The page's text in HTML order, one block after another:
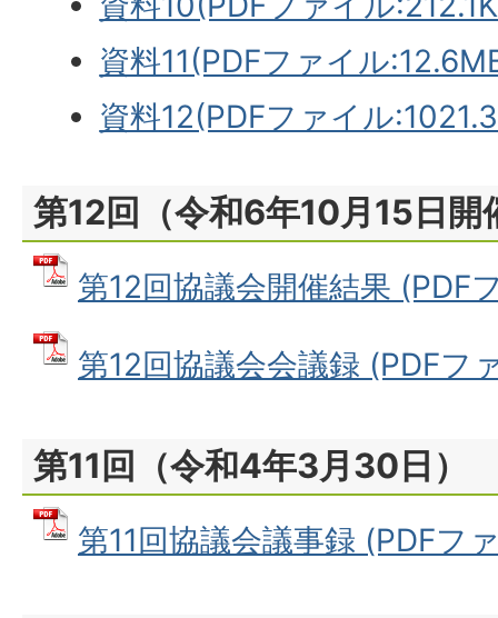
資料11(PDFファイル
資料12(PDFファイル
第12回（令和6年10月15日開
第12回協議会開催結果 (PDF
第12回協議会会議録 (PDFフ
第11回（令和4年3月30日）
第11回協議会議事録 (PDFフ